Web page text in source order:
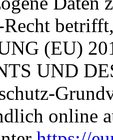
Recht
(EU)
UND
online